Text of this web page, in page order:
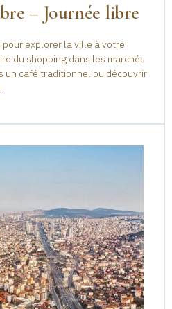
– Journée libre
pour explorer la ville à votre
du shopping dans les marchés
un café traditionnel ou découvrir